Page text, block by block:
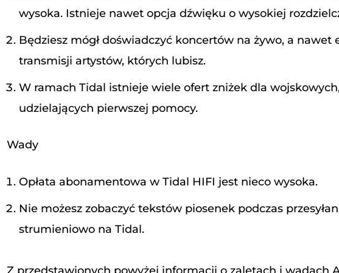
wysoka. Istnieje nawet opcja dźwięku o wysokiej
Będziesz mógł doświadczyć koncertów na żywo, a nawet
transmisji artystów, których lubisz.
W ramach Tidal istnieje wiele ofert zniżek dla
udzielających pierwszej pomocy.
Wady
Opłata abonamentowa w Tidal HIFI jest nieco wysoka.
Nie możesz zobaczyć tekstów piosenek podczas
strumieniowo na Tidal.